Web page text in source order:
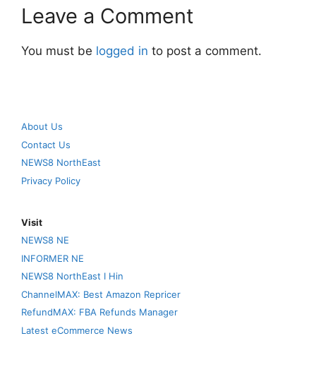
Leave a Comment
You must be logged in to post a comment.
About Us
Contact Us
NEWS8 NorthEast
Privacy Policy
Visit
NEWS8 NE
INFORMER NE
NEWS8 NorthEast I Hin
ChannelMAX: Best Amazon Repricer
RefundMAX: FBA Refunds Manager
Latest eCommerce News